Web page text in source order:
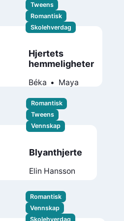
Tweens
Romantisk
Skolehverdag
Hjertets
hemmeligheter
Béka Maya
Romantisk
Tweens
Vennskap
Blyanthjerte
Elin Hansson
Romantisk
Vennskap
Skolehverdag